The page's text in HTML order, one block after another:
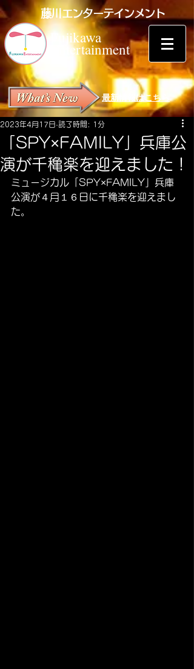
Fujikawa
Entertainment
藤川エンターテインメント
最新情報はこちら
「SPY×FAMILY」兵庫公
演が千穐楽を迎えました！
2023年4月17日 読了時間: 1分
ミュージカル「SPY×FAMILY」兵庫
公演が４月１６日に千穐楽を迎えまし
た。